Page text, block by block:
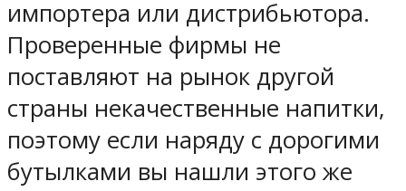
импортера или дистрибьютора.
Проверенные фирмы не
поставляют на рынок другой
страны некачественные напитки,
поэтому если наряду с дорогими
бутылками вы нашли этого же